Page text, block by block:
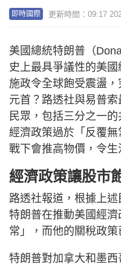
即時國際 更新時間：09:17
美國總統特朗普（
史上最具爭議性的美
施政令全球飽受震盪
元首？路透社與易普
民眾，包括三分之一
經濟政策過於「反覆
戰下會推高物價，令生
經濟政策讓股市
路透社報道，根據上述
特朗普在推動美國經
常」，而他的關稅政
特朗普對加拿大和墨